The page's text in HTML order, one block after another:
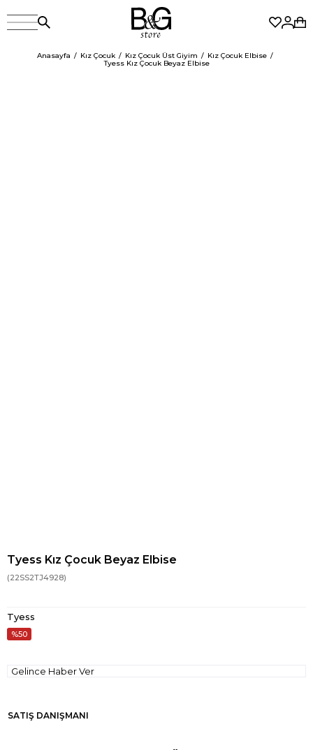
Anasayfa Kız Çocuk Kız Çocuk Üst Giyim
Kız Çocuk Elbise
Tyess Kız Çocuk Beyaz Elbise
Tyess Kız Çocuk Beyaz Elbise
(22SS2TJ4928)
Tyess
50
Gelince Haber Ver
SATIŞ DANIŞMANI